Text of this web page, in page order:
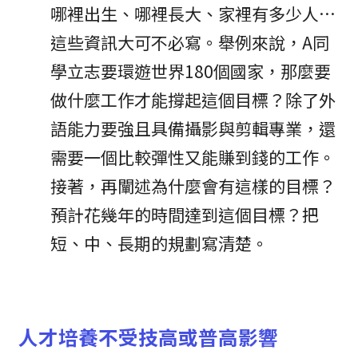
哪裡出生、哪裡長大、家裡有多少人…
這些資訊大可不必寫。舉例來說，A同
學立志要環遊世界180個國家，那麼要
做什麼工作才能撐起這個目標？除了外
語能力要強且具備攝影與剪輯專業，還
需要一個比較彈性又能賺到錢的工作。
接著，再闡述為什麼會有這樣的目標？
預計花幾年的時間達到這個目標？把
短、中、長期的規劃寫清楚。
人才培養不受技高或普高影響